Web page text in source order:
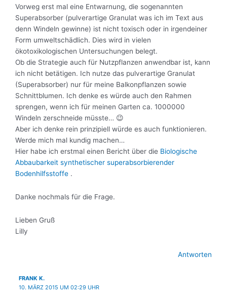
Vorweg erst mal eine Entwarnung, die sogenannten
Superabsorber (pulverartige Granulat was ich im Text aus
denn Windeln gewinne) ist nicht toxisch oder in irgendeiner
Form umweltschädlich. Dies wird in vielen
ökotoxikologischen Untersuchungen belegt.
Ob die Strategie auch für Nutzpflanzen anwendbar ist, kann
ich nicht betätigen. Ich nutze das pulverartige Granulat
(Superabsorber) nur für meine Balkonpflanzen sowie
Schnittblumen. Ich denke es würde auch den Rahmen
sprengen, wenn ich für meinen Garten ca. 1000000
Windeln zerschneide müsste… 😉
Aber ich denke rein prinzipiell würde es auch funktionieren.
Werde mich mal kundig machen…
Hier habe ich erstmal einen Bericht über die Biologische
Abbaubarkeit synthetischer superabsorbierender
Bodenhilfsstoffe .
Danke nochmals für die Frage.
Lieben Gruß
Lilly
Antworten
FRANK K.
10. MÄRZ 2015 UM 02:29 UHR